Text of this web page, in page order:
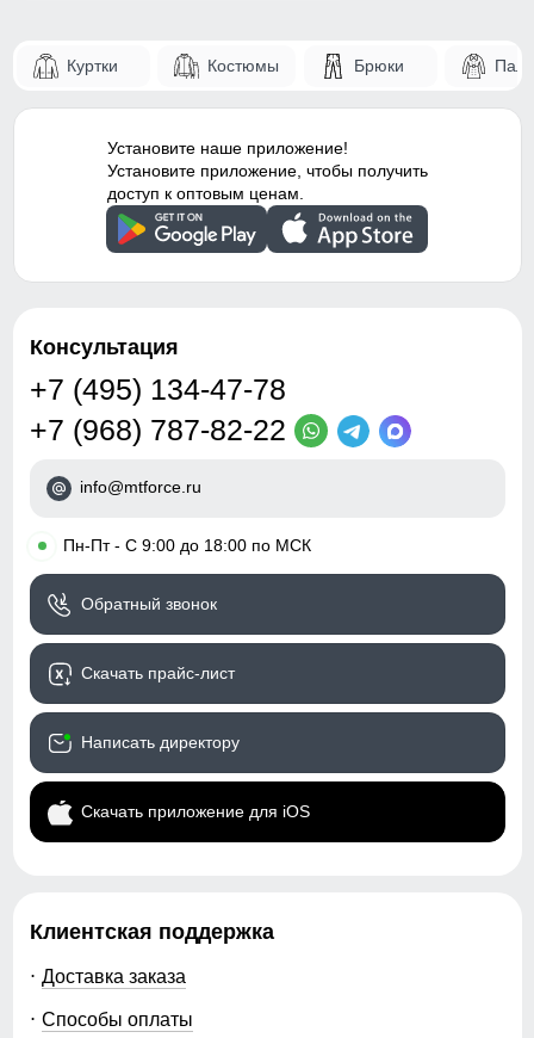
Куртки Костюмы Брюки
Установите наше приложение!
Установите приложение, чтобы получить
доступ к оптовым ценам.
Консультация
+7 (495) 134-47-78
+7 (968) 787-82-22
info@mtforce.ru
• Пн-Пт - С 9:00 до 18:00 по МСК
Обратный звонок
Скачать прайс-лист
Написать директору
Скачать приложение для iOS
Клиентская поддержка
Доставка заказа
Способы оплаты